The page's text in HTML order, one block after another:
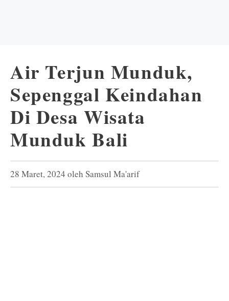
Air Terjun Munduk,
Sepenggal Keindahan
Di Desa Wisata
Munduk Bali
28 Maret, 2024 oleh Samsul Ma'arif